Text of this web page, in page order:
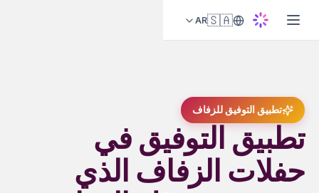
🇸🇦
AR
تطبيق التوفيق للزفاف
تطبيق التوفيق في
حفلات الزفاف الذي